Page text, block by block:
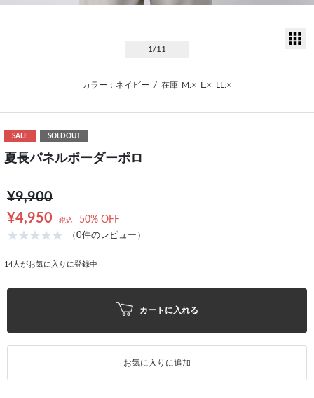
1 /11
カラー：ネイビー / 在庫 M:× L:× LL:×
SALE SOLDOUT
夏長パネルボーダーポロ
¥9,900
¥4,950
税込 50% OFF
（0件のレビュー）
14 人がお気に入りに登録中
カートに入れる
お気に入りに追加